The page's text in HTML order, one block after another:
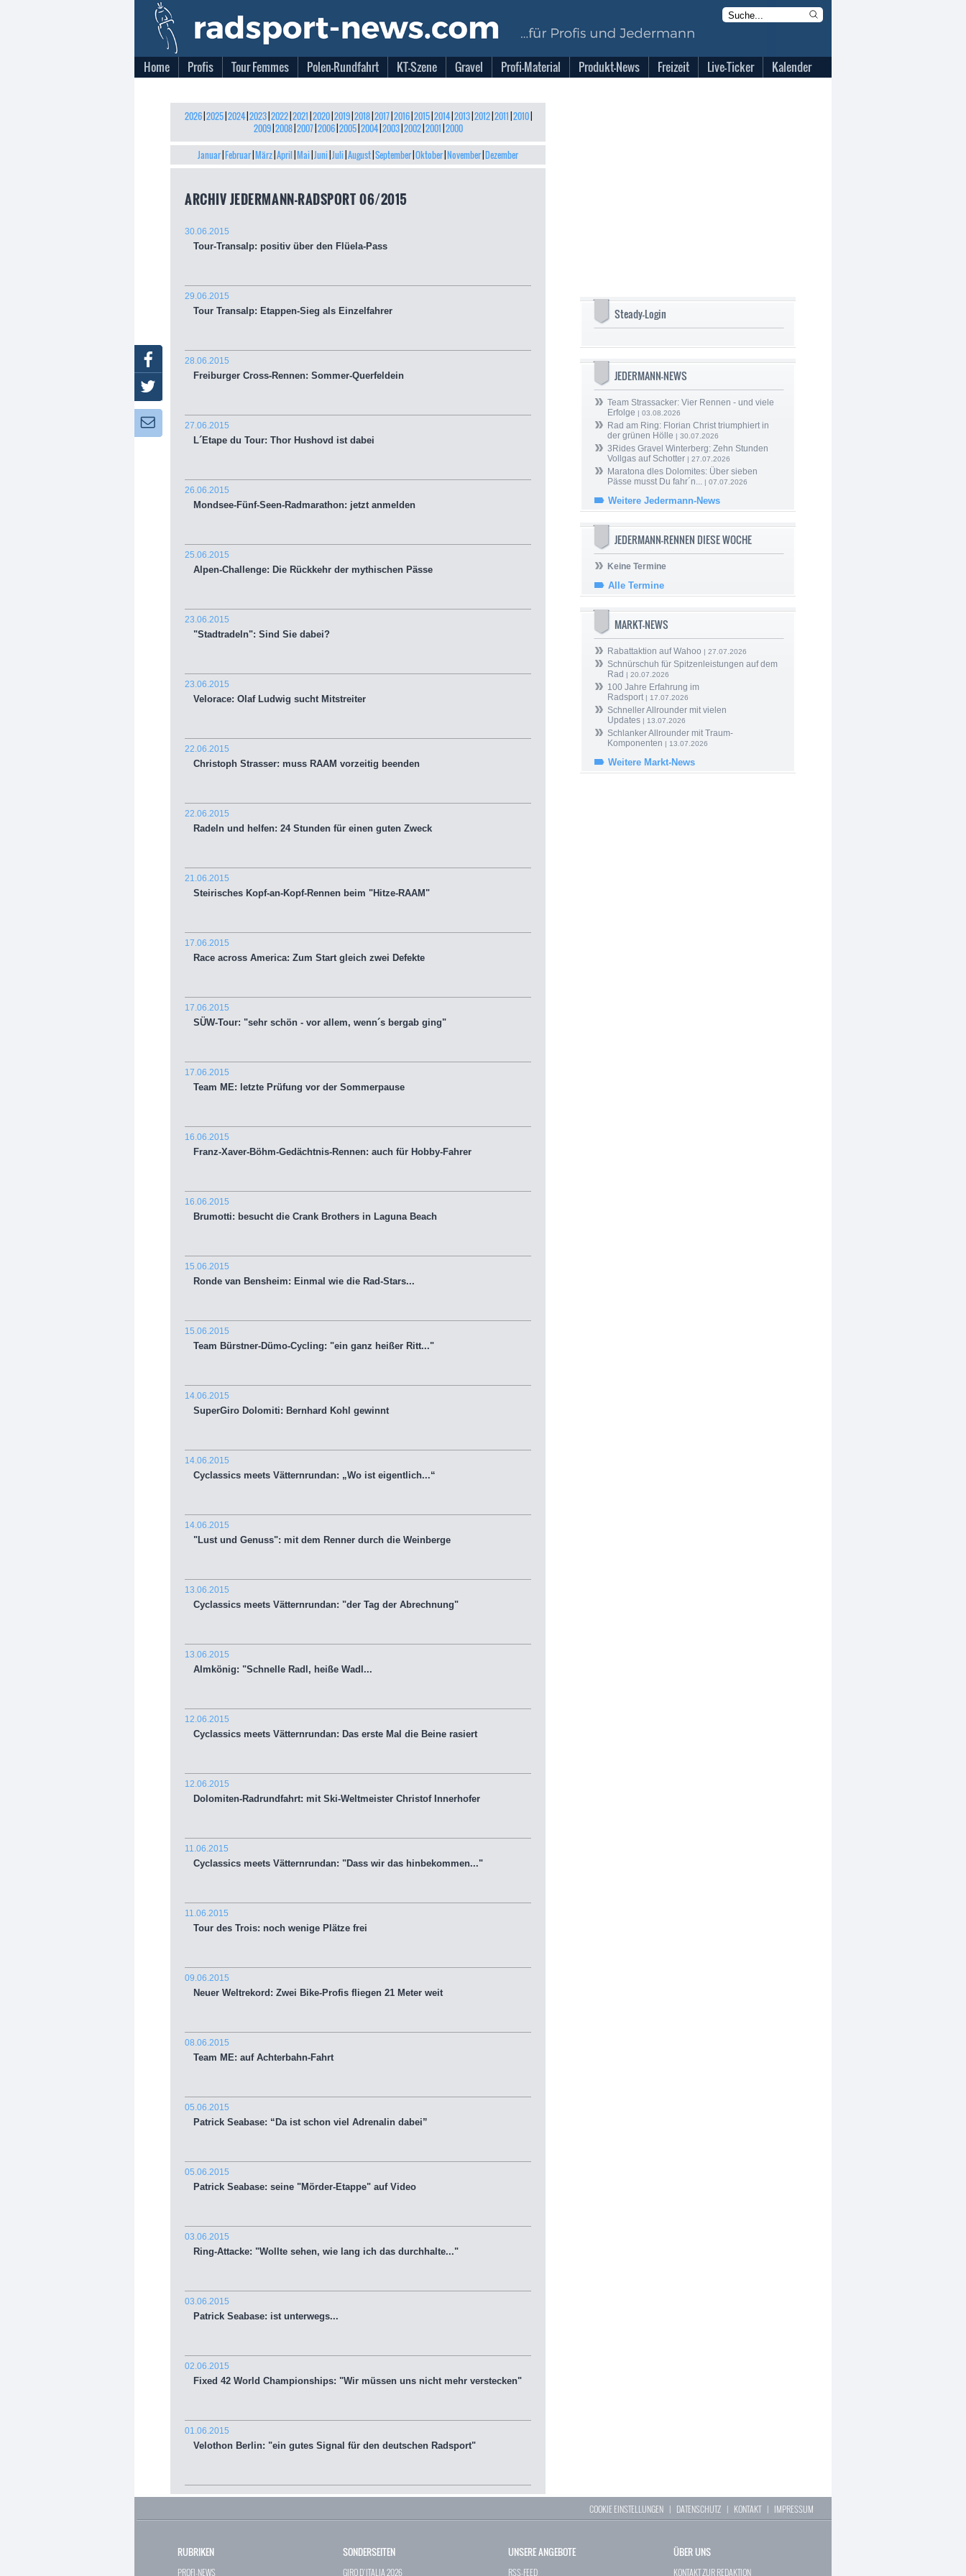
Home Profis Tour Femmes Polen-Rundfahrt KT-Szene Gravel Profi-Material Produkt-News Freizeit Live-Ticker Kalender
2026| 2025| 2024| 2023| 2022| 2021 2020| 2019| 2018| 2017| 2016| 2015| 2014| 2013| 2012| 2011 2010|
2009| 2008| 2007| 2006| 2005| 2004| 2003| 2002| 2001 2000
Januar Februar März April Mai Juni Juli August September Oktober November Dezember
ARCHIV JEDERMANN-RADSPORT 06/2015
30.06.2015
Tour-Transalp: positiv über den Flüela-Pass
29.06.2015
Tour Transalp: Etappen-Sieg als Einzelfahrer
28.06.2015
Freiburger Cross-Rennen: Sommer-Querfeldein
27.06.2015
L´Etape du Tour: Thor Hushovd ist dabei
26.06.2015
Mondsee-Fünf-Seen-Radmarathon: jetzt anmelden
25.06.2015
Alpen-Challenge: Die Rückkehr der mythischen Pässe
23.06.2015
"Stadtradeln": Sind Sie dabei?
23.06.2015
Velorace: Olaf Ludwig sucht Mitstreiter
22.06.2015
Christoph Strasser: muss RAAM vorzeitig beenden
22.06.2015
Radeln und helfen: 24 Stunden für einen guten Zweck
21.06.2015
Steirisches Kopf-an-Kopf-Rennen beim "Hitze-RAAM"
17.06.2015
Race across America: Zum Start gleich zwei Defekte
17.06.2015
SÜW-Tour: "sehr schön - vor allem, wenn´s bergab ging"
17.06.2015
Team ME: letzte Prüfung vor der Sommerpause
16.06.2015
Franz-Xaver-Böhm-Gedächtnis-Rennen: auch für Hobby-Fahrer
16.06.2015
Brumotti: besucht die Crank Brothers in Laguna Beach
15.06.2015
Ronde van Bensheim: Einmal wie die Rad-Stars...
15.06.2015
Team Bürstner-Dümo-Cycling: "ein ganz heißer Ritt..."
14.06.2015
SuperGiro Dolomiti: Bernhard Kohl gewinnt
14.06.2015
Cyclassics meets Vätternrundan: „Wo ist eigentlich...“
14.06.2015
"Lust und Genuss": mit dem Renner durch die Weinberge
13.06.2015
Cyclassics meets Vätternrundan: "der Tag der Abrechnung"
13.06.2015
Almkönig: "Schnelle Radl, heiße Wadl...
12.06.2015
Cyclassics meets Vätternrundan: Das erste Mal die Beine rasiert
12.06.2015
Dolomiten-Radrundfahrt: mit Ski-Weltmeister Christof Innerhofer
11.06.2015
Cyclassics meets Vätternrundan: "Dass wir das hinbekommen..."
11.06.2015
Tour des Trois: noch wenige Plätze frei
09.06.2015
Neuer Weltrekord: Zwei Bike-Profis fliegen 21 Meter weit
08.06.2015
Team ME: auf Achterbahn-Fahrt
05.06.2015
Patrick Seabase: “Da ist schon viel Adrenalin dabei”
05.06.2015
Patrick Seabase: seine "Mörder-Etappe" auf Video
03.06.2015
Ring-Attacke: "Wollte sehen, wie lang ich das durchhalte..."
03.06.2015
Patrick Seabase: ist unterwegs...
02.06.2015
Fixed 42 World Championships: "Wir müssen uns nicht mehr verstecken"
01.06.2015
Velothon Berlin: "ein gutes Signal für den deutschen Radsport"
Steady-Login
JEDERMANN-NEWS
Team Strassacker: Vier Rennen - und viele
Erfolge | 03.08.2026
Rad am Ring: Florian Christ triumphiert in
der grünen Hölle | 30.07.2026
3Rides Gravel Winterberg: Zehn Stunden
Vollgas auf Schotter | 27.07.2026
Maratona dles Dolomites: Über sieben
Pässe musst Du fahr´n... | 07.07.2026
Weitere Jedermann-News
JEDERMANN-RENNEN DIESE WOCHE
Keine Termine
Alle Termine
MARKT-NEWS
Rabattaktion auf Wahoo | 27.07.2026
Schnürschuh für Spitzenleistungen auf dem
Rad | 20.07.2026
100 Jahre Erfahrung im
Radsport| 17.07.2026
Schneller Allrounder mit vielen
Updates | 13.07.2026
Schlanker Allrounder mit Traum-
Komponenten | 13.07.2026
Weitere Markt-News
Facebook
Newsletter:
COOKIE EINSTELLUNGEN | DATENSCHUTZ | KONTAKT| IMPRESSUM
RUBRIKEN
PROFI-NEWS
SONDERSEITEN
GIRO D`ITALIA 2026
UNSERE ANGEBOTE
RSS-FEED
ÜBER UNS
KONTAKT ZUR REDAKTION